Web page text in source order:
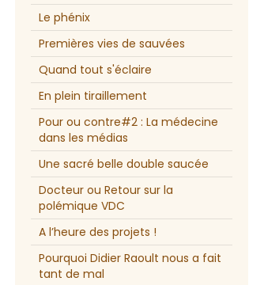
Le phénix
Premières vies de sauvées
Quand tout s'éclaire
En plein tiraillement
Pour ou contre#2 : La médecine
dans les médias
Une sacré belle double saucée
Docteur ou Retour sur la
polémique VDC
A l’heure des projets !
Pourquoi Didier Raoult nous a fait
tant de mal